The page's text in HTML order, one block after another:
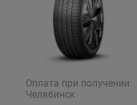
Оплата при получении
Челябинск